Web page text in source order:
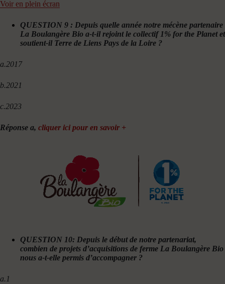
Voir en plein écran
QUESTION 9 : Depuis quelle année notre mécène partenaire
La Boulangère Bio a-t-il rejoint le collectif 1% for the Planet et
soutient-il Terre de Liens Pays de la Loire ?
a.2017
b.2021
c.2023
Réponse a, cliquer ici pour en savoir +
QUESTION 10: Depuis le début de notre partenariat,
combien de projets d’acquisitions de ferme La Boulangère Bio
nous a-t-elle permis d’accompagner ?
a.1